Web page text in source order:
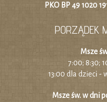
PKO BP 49 1020
PORZĄDEK
Msze
7:00; 8:30;
13:00 dla dzieci -
Msze św. w dni